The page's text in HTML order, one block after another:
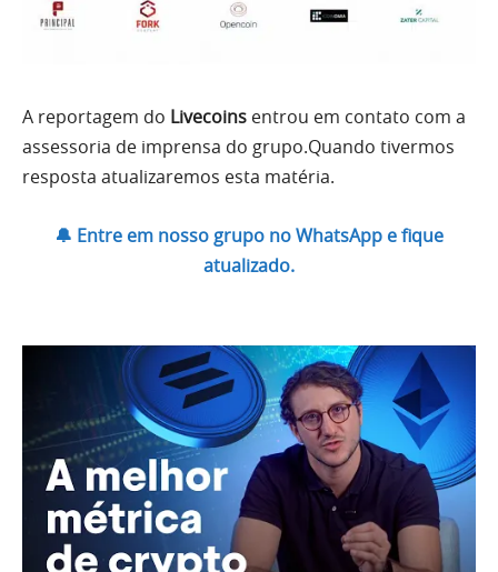
A reportagem do Livecoins entrou em contato com a
assessoria de imprensa do grupo.Quando tivermos
resposta atualizaremos esta matéria.
🔔 Entre em nosso grupo no WhatsApp e fique
atualizado.